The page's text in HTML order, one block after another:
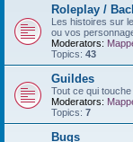
Roleplay /
Les histoires sur
ou vos
Moderators:
Topics: 43
Guildes
Tout ce qui
Moderators:
Topics: 7
Bugs